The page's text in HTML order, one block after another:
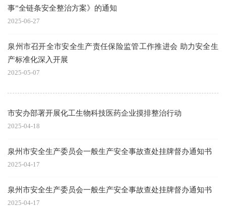
事”全链条安全整治方案》的通知
2025-06-27
泉州市召开全市安全生产责任保险监管工作推进会 助力安全生
产标准化深入开展
2025-05-07
市安办部署开展化工生物科技医药企业摸排整治行动
2025-04-18
泉州市安全生产委员会一般生产安全事故查处挂牌督办通知书
2025-04-17
泉州市安全生产委员会一般生产安全事故查处挂牌督办通知书
2025-04-17